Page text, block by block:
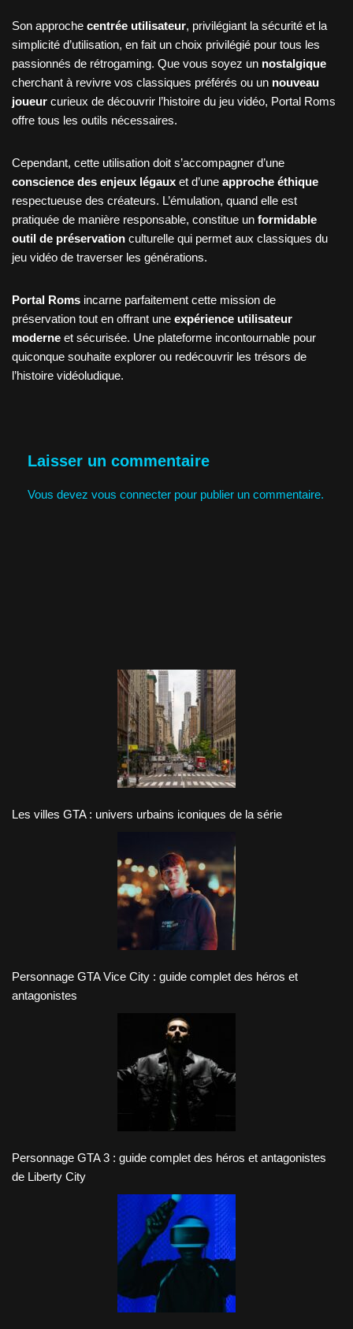
Son approche centrée utilisateur, privilégiant la sécurité et la
simplicité d’utilisation, en fait un choix privilégié pour tous les
passionnés de rétrogaming. Que vous soyez un nostalgique
cherchant à revivre vos classiques préférés ou un nouveau
joueur curieux de découvrir l’histoire du jeu vidéo, Portal Roms
offre tous les outils nécessaires.
Cependant, cette utilisation doit s’accompagner d’une
conscience des enjeux légaux et d’une approche éthique
respectueuse des créateurs. L’émulation, quand elle est
pratiquée de manière responsable, constitue un formidable
outil de préservation culturelle qui permet aux classiques du
jeu vidéo de traverser les générations.
Portal Roms incarne parfaitement cette mission de
préservation tout en offrant une expérience utilisateur
moderne et sécurisée. Une plateforme incontournable pour
quiconque souhaite explorer ou redécouvrir les trésors de
l’histoire vidéoludique.
Laisser un commentaire
Vous devez vous connecter pour publier un commentaire.
Les villes GTA : univers urbains iconiques de la série
Personnage GTA Vice City : guide complet des héros et
antagonistes
Personnage GTA 3 : guide complet des héros et antagonistes
de Liberty City